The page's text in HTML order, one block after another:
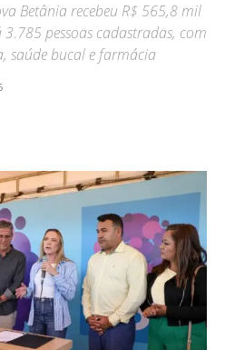
Betânia recebeu R$ 565,8 mil
pessoas cadastradas, com
saúde bucal e farmácia